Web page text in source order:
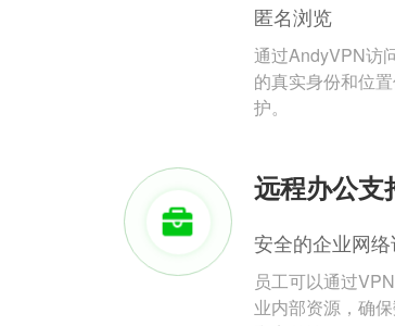
匿名浏览
通过AndyVPN访
的真实身份和位
护。
远程办公支
安全的企业网
员工可以通过
业内部资源，确